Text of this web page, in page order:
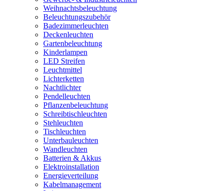
Weihnachtsbeleuchtung
Beleuchtungszubehör
Badezimmerleuchten
Deckenleuchten
Gartenbeleuchtung
Kinderlampen
LED Streifen
Leuchtmittel
Lichterketten
Nachtlichter
Pendelleuchten
Pflanzenbeleuchtung
Schreibtischleuchten
Stehleuchten
Tischleuchten
Unterbauleuchten
Wandleuchten
Batterien & Akkus
Elektroinstallation
Energieverteilung
Kabelmanagement